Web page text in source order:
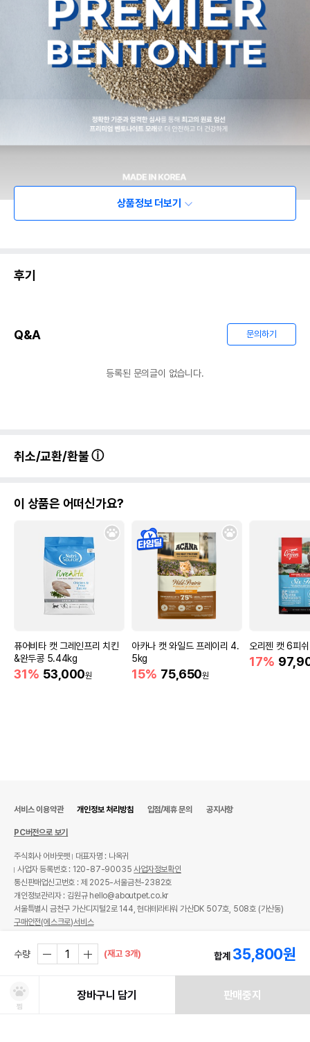
상품정보 더보기
후기
Q&A 문의하기
등록된 문의글이 없습니다.
취소/교환/환불
이 상품은 어떠신가요?
퓨어비타 캣 그레인프리 치킨
&완두콩 5.44kg
31% 53,000원
아카나 캣 와일드 프레이리 4.
5kg
15% 75,650원
오리젠 캣 6피
17%
수량 (재고 3개) 합계 35,800원
찜
장바구니 담기 판매중지
서비스 이용약관 개인정보 처리방침 입점/제휴 문의 공지사항
PC버전으로 보기
주식회사 어바웃펫
대표자명 : 나옥귀
사업자 등록번호 : 120-87-90035사업자정보확인
통신판매업신고번호 : 제 2025-서울금천-2382호
개인정보관리자 : 김원규 hello@aboutpet.co.kr
서울특별시 금천구 가산디지털2로 144, 현대테라타워 가산DK 507호, 508호 (가산동)
구매안전(에스크로)서비스